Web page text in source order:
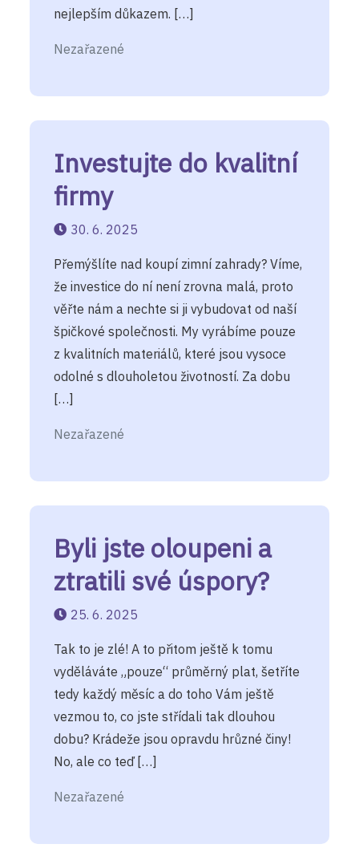
nejlepším důkazem. […]
Nezařazené
Investujte do kvalitní
firmy
30. 6. 2025
Přemýšlíte nad koupí zimní zahrady? Víme,
že investice do ní není zrovna malá, proto
věřte nám a nechte si ji vybudovat od naší
špičkové společnosti. My vyrábíme pouze
z kvalitních materiálů, které jsou vysoce
odolné s dlouholetou životností. Za dobu
[…]
Nezařazené
Byli jste oloupeni a
ztratili své úspory?
25. 6. 2025
Tak to je zlé! A to přitom ještě k tomu
vyděláváte „pouze“ průměrný plat, šetříte
tedy každý měsíc a do toho Vám ještě
vezmou to, co jste střídali tak dlouhou
dobu? Krádeže jsou opravdu hrůzné činy!
No, ale co teď […]
Nezařazené